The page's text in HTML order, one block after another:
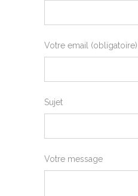
Votre email (obligatoire)
Sujet
Votre message